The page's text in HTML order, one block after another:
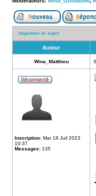
Imprimer le sujet
Auteur
Wina_Matthieu
Inscription: Mar 18 Juil 2023
10:37
Messages: 135